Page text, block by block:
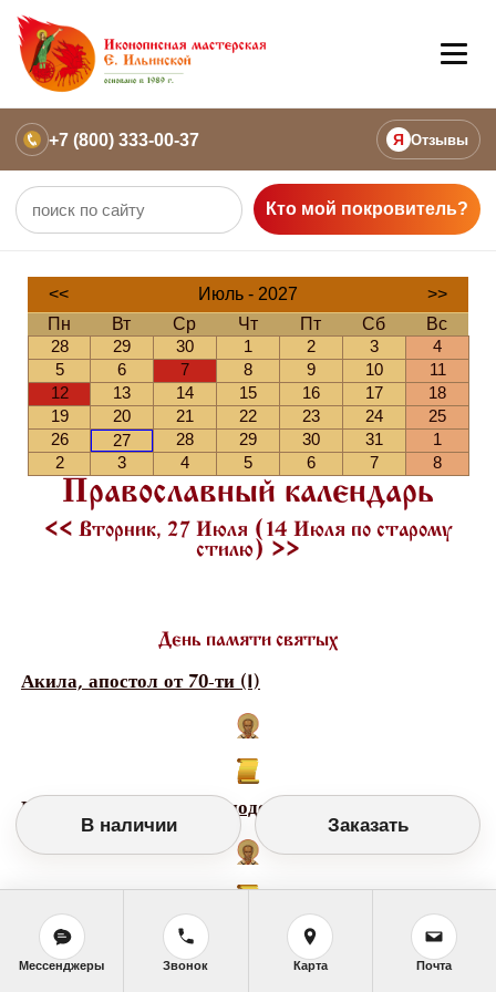
+7 (800) 333-00-37 Я Отзывы
Кто мой покровитель?
<< Июль - 2027
>>
Пн
Вт Ср Чт Пт Сб
Вс
28
29 30 1 2 3
4
5
6 7 8 9 10
11
12
13 14 15 16 17
18
19
20 21 22 23 24
25
26
27 28 29 30 31
1
2
3 4 5 6 7 8
Православный календарь
<< Вторник, 27 Июля (14 Июля по старому
стилю) >>
День памяти святых
Акила, апостол от 70-ти (I)
Еллий Египетский, преподобный (IV )
Иоанн Мервский, мученик (1809)
В наличии Заказать
Мессенджеры Звонок Карта Почта